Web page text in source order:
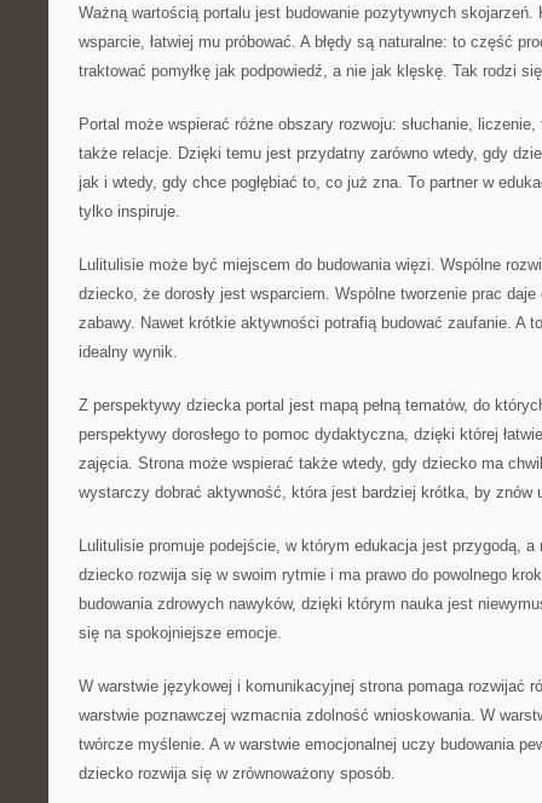
Ważną wartością portalu jest budowanie pozytywnych skojarzeń.
wsparcie, łatwiej mu próbować. A błędy są naturalne: to część
traktować pomyłkę jak podpowiedź, a nie jak klęskę. Tak rodzi
Portal może wspierać różne obszary rozwoju: słuchanie,
także relacje. Dzięki temu jest przydatny zarówno wtedy, gdy
jak i wtedy, gdy chce pogłębiać to, co już zna. To partner w
tylko inspiruje.
Lulitulisie może być miejscem do budowania więzi. Wspólne
dziecko, że dorosły jest wsparciem. Wspólne tworzenie prac
zabawy. Nawet krótkie aktywności potrafią budować zaufanie. A
idealny wynik.
Z perspektywy dziecka portal jest mapą pełną tematów, do
perspektywy dorosłego to pomoc dydaktyczna, dzięki której
zajęcia. Strona może wspierać także wtedy, gdy dziecko ma
wystarczy dobrać aktywność, która jest bardziej krótka, by znów
Lulitulisie promuje podejście, w którym edukacja jest przygodą, a
dziecko rozwija się w swoim rytmie i ma prawo do powolnego
budowania zdrowych nawyków, dzięki którym nauka jest
się na spokojniejsze emocje.
W warstwie językowej i komunikacyjnej strona pomaga rozwijać
warstwie poznawczej wzmacnia zdolność wnioskowania. W
twórcze myślenie. A w warstwie emocjonalnej uczy budowania
dziecko rozwija się w zrównoważony sposób.